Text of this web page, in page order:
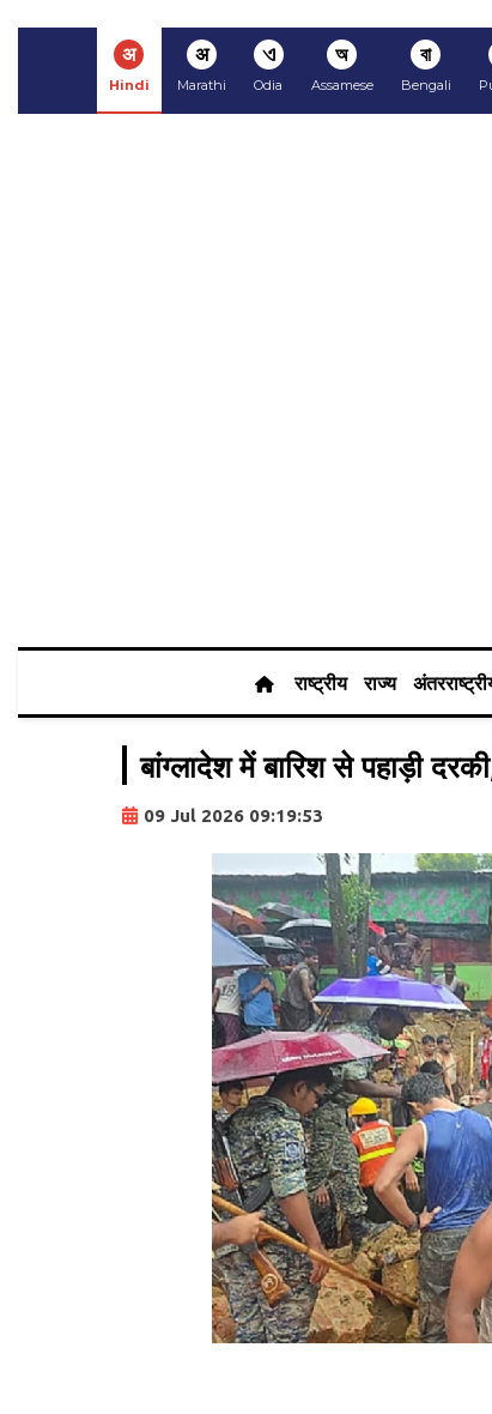
अ
Hindi
अ
Marathi
ଏ
Odia
অ
Assamese
বা
Bengali
राष्ट्रीय राज्य
बांग्लादेश में बारिश से पहाड़ी
09 Jul 2026 09:19:53